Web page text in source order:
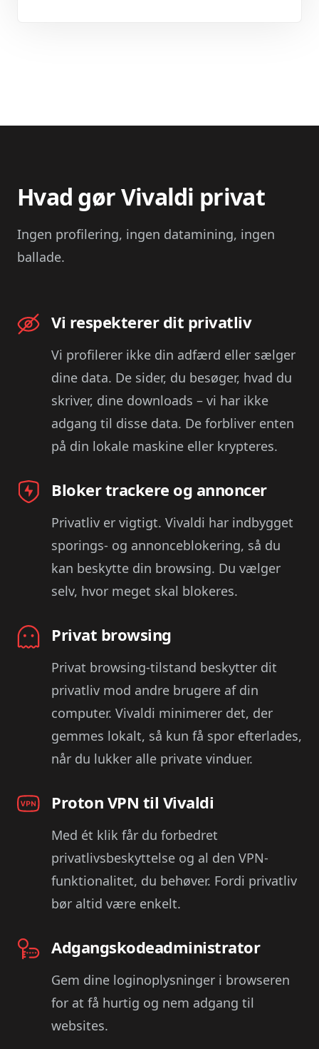
Hvad gør Vivaldi privat
Ingen profilering, ingen datamining, ingen
ballade.
Vi respekterer dit privatliv
Vi profilerer ikke din adfærd eller sælger
dine data. De sider, du besøger, hvad du
skriver, dine downloads – vi har ikke
adgang til disse data. De forbliver enten
på din lokale maskine eller krypteres.
Bloker trackere og annoncer
Privatliv er vigtigt. Vivaldi har indbygget
sporings- og annonceblokering, så du
kan beskytte din browsing. Du vælger
selv, hvor meget skal blokeres.
Privat browsing
Privat browsing-tilstand beskytter dit
privatliv mod andre brugere af din
computer. Vivaldi minimerer det, der
gemmes lokalt, så kun få spor efterlades,
når du lukker alle private vinduer.
Proton VPN til Vivaldi
Med ét klik får du forbedret
privatlivsbeskyttelse og al den VPN-
funktionalitet, du behøver. Fordi privatliv
bør altid være enkelt.
Adgangskodeadministrator
Gem dine loginoplysninger i browseren
for at få hurtig og nem adgang til
websites.